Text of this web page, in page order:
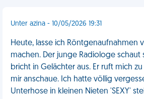
Unter azina - 10/05/2026 19:31
Heute, lasse ich Röntgenaufnahmen
machen. Der junge Radiologe schaut
bricht in Gelächter aus. Er ruft mich
mir anschaue. Ich hatte völlig
Unterhose in kleinen Nieten 'SEXY'